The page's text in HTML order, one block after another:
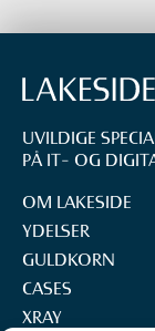
UVILDIGE
PÅ IT- OG
OM LAKESIDE
YDELSER
GULDKORN
CASES
XRAY